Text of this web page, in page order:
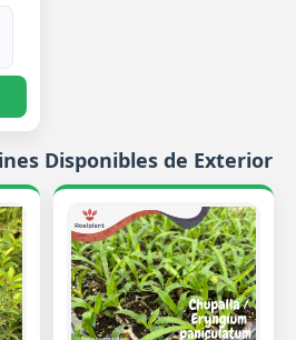
Disponibles de Exterior